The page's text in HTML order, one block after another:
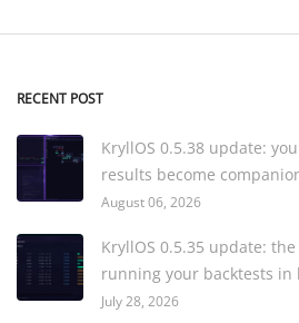
RECENT POST
KryllOS 0.5.38 update:
results become
August 06, 2026
KryllOS 0.5.35 update:
running your backtests in
July 28, 2026